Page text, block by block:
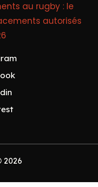
au rugby : le
autorisés
2026